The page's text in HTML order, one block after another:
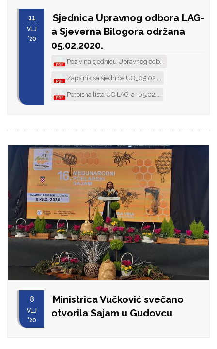
11
VLJ
'20
Sjednica Upravnog odbora LAG-
a Sjeverna Bilogora održana
05.02.2020.
Poziv na sjednicu Upravnog odb...
Zapsinik sa sjednice UO_05.02....
Potpisna lista UO LAG-a_05.02....
8
VLJ
'20
Ministrica Vučković svečano
otvorila Sajam u Gudovcu